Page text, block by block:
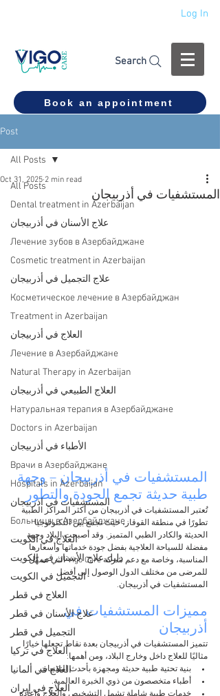
Log In
Search
Book an appointment
Post
All Posts
Dental treatment in Azerbaijan
علاج الأسنان في أذربيجان
Лечение зубов в Азербайджане
Cosmetic treatment in Azerbaijan
علاج التجميل في أذربيجان
Косметическое лечение в Азербайджан
Treatment in Azerbaijan
العلاج في أذربيجان
Лечение в Азербайджане
Natural Therapy in Azerbaijan
العلاج الطبيعي في أذربيجان
Натуральная терапия в Азербайджане
Doctors in Azerbaijan
الأطباء في أذربيجان
Врачи в Азербайджане
Hospitals in Azerbaijan
المستشفيات في اذربيجان
Больницы в Азербайджане
العلاج في الكويت
دليل علاج الأسنان في الكويت
التجميل في الكويت
العلاج في قطر
علاج الأسنان في قطر
التجميل في قطر
العلاج في تركيا
العلاج في ألمانيا
العلاج في إيران
All Posts
المستشفيات في أذربيجان
Oct 31, 2025 2 min read
المستشفيات في أذربيجان – وجهة
طبية حديثة تجمع الجودة والتطور
تُعتبر المستشفيات في أذربيجان من أكثر المراكز الطبية
تطورًا في منطقة القوقاز، حيث تجمع بين التكنولوجيا
الحديثة والكادر الطبي المتميز. وقد أصبحت البلاد وجهة
مفضلة للسياحة العلاجية بفضل جودة خدماتها وأسعارها
المناسبة، وخاصة مع دعم شركة Vigo Care التي تسهّل
للمرضى من مختلف الدول الوصول إلى أفضل
المستشفيات في أذربيجان.
مميزات المستشفيات في
أذربيجان
تتميز المستشفيات في أذربيجان بعدة نقاط تجعلها خيارًا
مثاليًا للعلاج داخل وخارج البلاد، ومن أهمها:
بنية تحتية طبية حديثة ومجهزة بأحدث التقنيات.
أطباء متخصصون من ذوي الخبرة العالمية.
خدمات طبية شاملة تشمل التشخيص والعلاج وإعادة